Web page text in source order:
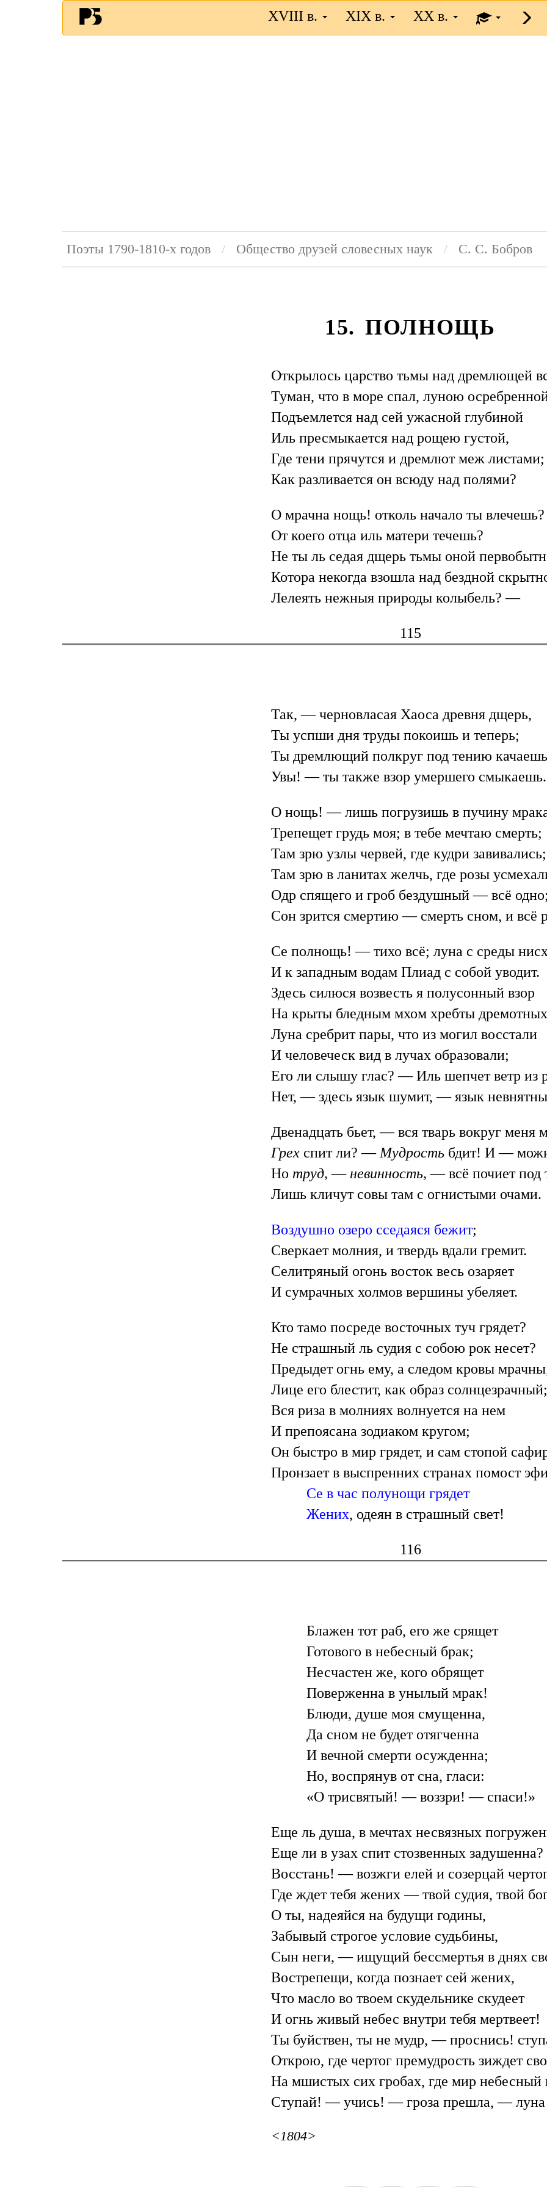
XVIII в. XIX в. XX в.
Поэты 1790-1810-х годов Общество друзей словесных наук С. С. Бобров
15. ПОЛНОЩЬ
Открылось царство тьмы над дремлющей
Туман, что в море спал, луною
Подъемлется над сей ужасной глубиной
Иль пресмыкается над рощею густой,
Где тени прячутся и дремлют меж листами;
Как разливается он всюду над полями?
О мрачна нощь! отколь начало ты влечешь?
От коего отца иль матери течешь?
Не ты ль седая дщерь тьмы оной
Котора некогда взошла над бездной
Лелеять нежныя природы колыбель? —
115
Так, — черновласая Хаоса древня дщерь,
Ты успши дня труды покоишь и теперь;
Ты дремлющий полкруг под тению
Увы! — ты также взор умершего смыкаешь.
О нощь! — лишь погрузишь в пучину мрака
Трепещет грудь моя; в тебе мечтаю смерть;
Там зрю узлы червей, где кудри завивались;
Там зрю в ланитах желчь, где розы
Одр спящего и гроб бездушный — всё одно;
Сон зрится смертию — смерть сном, и всё
Се полнощь! — тихо всё; луна с среды
И к западным водам Плиад с собой уводит.
Здесь силюся возвесть я полусонный взор
На крыты бледным мхом хребты
Луна сребрит пары, что из могил восстали
И человеческ вид в лучах образовали;
Его ли слышу глас? — Иль шепчет ветр из
Нет, — здесь язык шумит, — язык
Двенадцать бьет, — вся тварь вокруг меня
Грех спит ли? — Мудрость бдит! И —
Но труд,— невинность,— всё почиет под
Лишь кличут совы там с огнистыми очами.
Воздушно озеро сседаяся бежит;
Сверкает молния, и твердь вдали гремит.
Селитряный огонь восток весь озаряет
И сумрачных холмов вершины убеляет.
Кто тамо посреде восточных туч грядет?
Не страшный ль судия с собою рок несет?
Предыдет огнь ему, а следом кровы
Лице его блестит, как образ солнцезрачный;
Вся риза в молниях волнуется на нем
И препоясана зодиаком кругом;
Он быстро в мир грядет, и сам стопой
Пронзает в выспренних странах помост
Се в час полунощи грядет
Жених, одеян в страшный свет!
116
Блажен тот раб, его же срящет
Готового в небесный брак;
Несчастен же, кого обрящет
Поверженна в унылый мрак!
Блюди, душе моя смущенна,
Да сном не будет отягченна
И вечной смерти осужденна;
Но, воспрянув от сна, гласи:
«О трисвятый! — воззри! — спаси!»
Еще ль душа, в мечтах несвязных
Еще ли в узах спит стозвенных задушенна?
Восстань! — возжги елей и созерцай
Где ждет тебя жених — твой судия, твой
О ты, надеяйся на будущи годины,
Забывый строгое условие судьбины,
Сын неги, — ищущий бессмертья в днях
Вострепещи, когда познает сей жених,
Что масло во твоем скудельнике скудеет
И огнь живый небес внутри тебя мертвеет!
Ты буйствен, ты не мудр, — проснись!
Открою, где чертог премудрость зиждет
На мшистых сих гробах, где мир небесный
Ступай! — учись! — гроза прешла, — луна
<1804>